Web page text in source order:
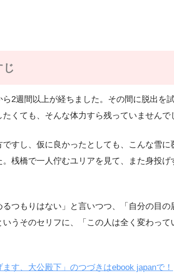
じ
2週間以上が経ちました。その間に脱出を
くても、そんな体力すら残っていませんで
すし、仮に良かったとしても、こんな雪
桟橋で一人佇むユリアを見て、また身投げ
るつもりはない」と言いつつ、「自分の目
いうそのセリフに、「この人は全く変わっ
す、大公殿下」のつづきはebook japanで！